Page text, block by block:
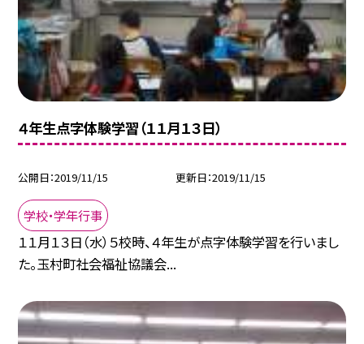
４年生点字体験学習（１１月１３日）
公開日 2019/11/15 更新日 2019/11/15
学校・学年行事
１１月１３日（水）５校時、４年生が点字体験学習を行いまし
た。玉村町社会福祉協議会...